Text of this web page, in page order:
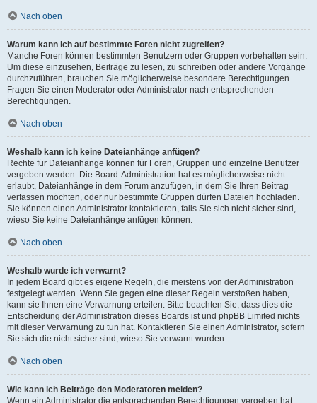
Nach oben
Warum kann ich auf bestimmte Foren nicht zugreifen?
Manche Foren können bestimmten Benutzern oder Gruppen vorbehalten sein.
Um diese einzusehen, Beiträge zu lesen, zu schreiben oder andere Vorgänge
durchzuführen, brauchen Sie möglicherweise besondere Berechtigungen.
Fragen Sie einen Moderator oder Administrator nach entsprechenden
Berechtigungen.
Nach oben
Weshalb kann ich keine Dateianhänge anfügen?
Rechte für Dateianhänge können für Foren, Gruppen und einzelne Benutzer
vergeben werden. Die Board-Administration hat es möglicherweise nicht
erlaubt, Dateianhänge in dem Forum anzufügen, in dem Sie Ihren Beitrag
verfassen möchten, oder nur bestimmte Gruppen dürfen Dateien hochladen.
Sie können einen Administrator kontaktieren, falls Sie sich nicht sicher sind,
wieso Sie keine Dateianhänge anfügen können.
Nach oben
Weshalb wurde ich verwarnt?
In jedem Board gibt es eigene Regeln, die meistens von der Administration
festgelegt werden. Wenn Sie gegen eine dieser Regeln verstoßen haben,
kann sie Ihnen eine Verwarnung erteilen. Bitte beachten Sie, dass dies die
Entscheidung der Administration dieses Boards ist und phpBB Limited nichts
mit dieser Verwarnung zu tun hat. Kontaktieren Sie einen Administrator, sofern
Sie sich die nicht sicher sind, wieso Sie verwarnt wurden.
Nach oben
Wie kann ich Beiträge den Moderatoren melden?
Wenn ein Administrator die entsprechenden Berechtigungen vergeben hat,